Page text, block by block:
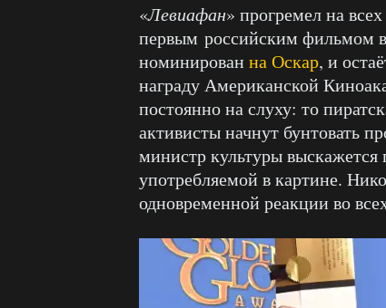
«Левиафан» прогремел на
первым российским фильмом
номинирован на Оскар, и
награду Американской
постоянно на слуху: то
активисты начнут бунтовать
министр культуры
употребляемой в картине.
одновременной реакции во